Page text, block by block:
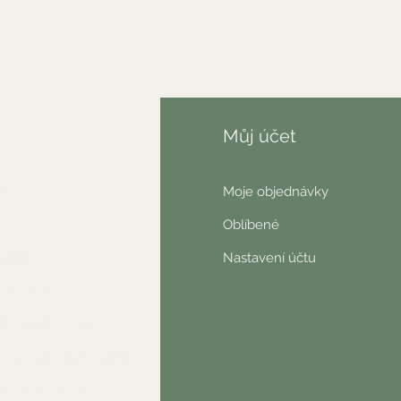
Můj účet
Moje objednávky
Oblíbené
Nastavení účtu